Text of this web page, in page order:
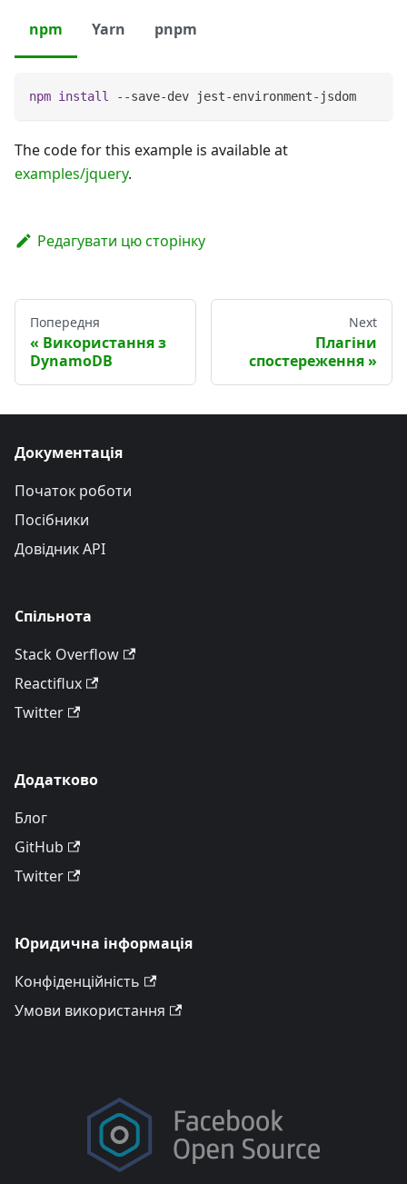
npm Yarn pnpm
npm install --save-dev jest-environment-jsdom
The code for this example is available at
examples/jquery.
Редагувати цю сторінку
Попередня
Використання з
DynamoDB
Next
Плагіни
спостереження
Документація
Початок роботи
Посібники
Довідник API
Спільнота
Stack Overflow
Reactiflux
Twitter
Додатково
Блог
GitHub
Twitter
Юридична інформація
Конфіденційність
Умови використання